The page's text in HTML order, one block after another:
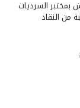
بمختبر السرديات
من النقاد